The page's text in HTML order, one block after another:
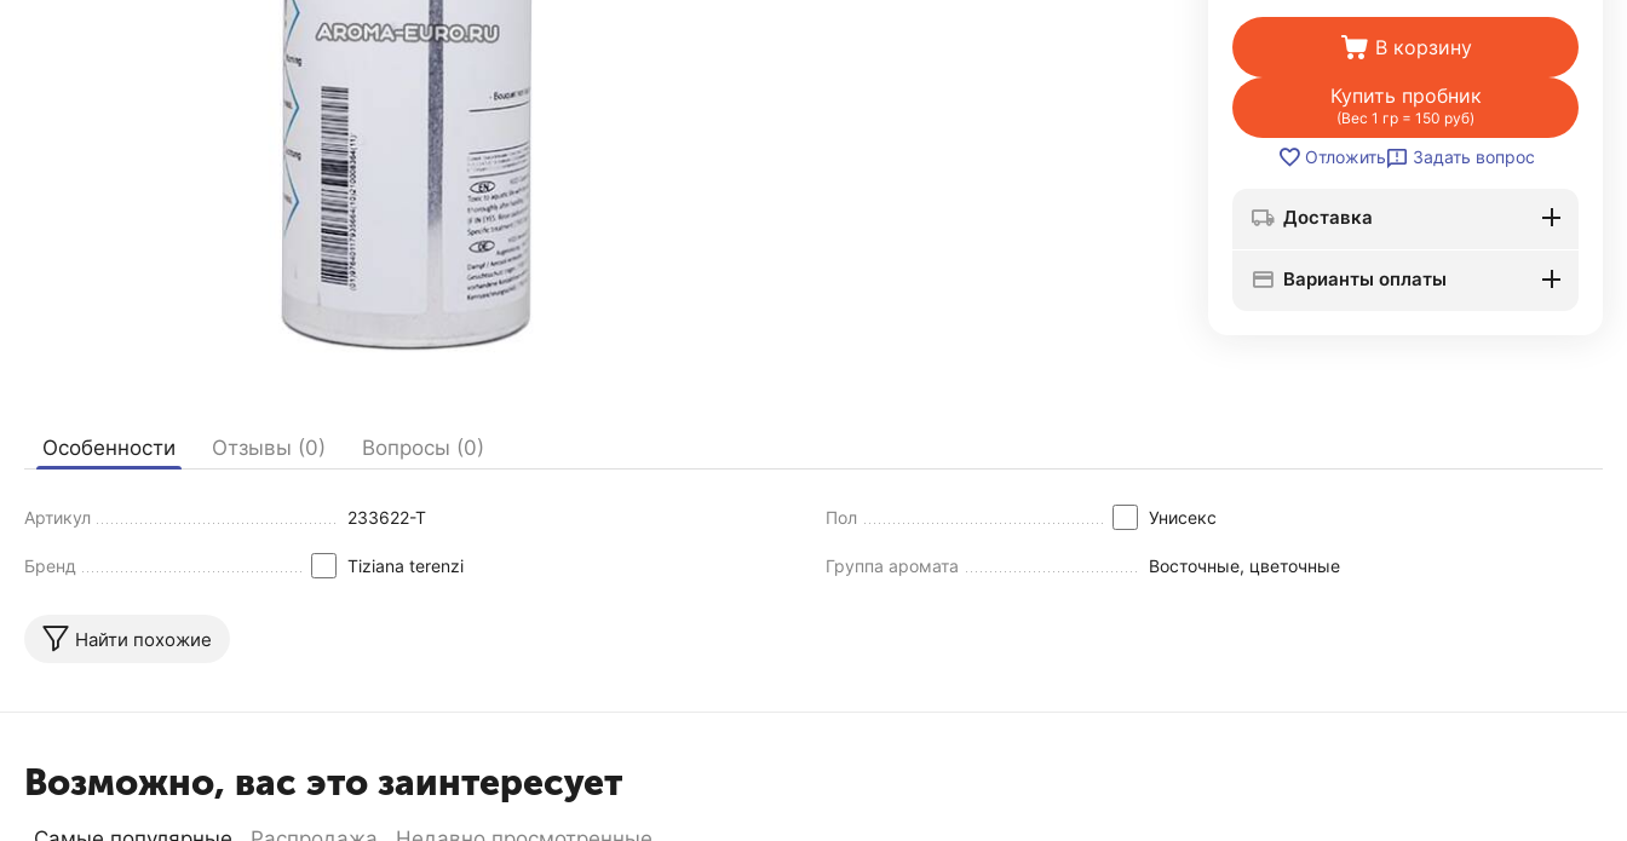
В корзину
Купить пробник
(Вес 1 гр = 150 руб)
Отложить Задать вопрос
Доставка
Варианты оплаты
Особенности Отзывы (0) Вопросы (0)
Артикул 233622-T
Бренд Tiziana terenzi
Пол Унисекс
Группа аромата Восточные, цветочные
Найти похожие
Возможно, вас это заинтересует